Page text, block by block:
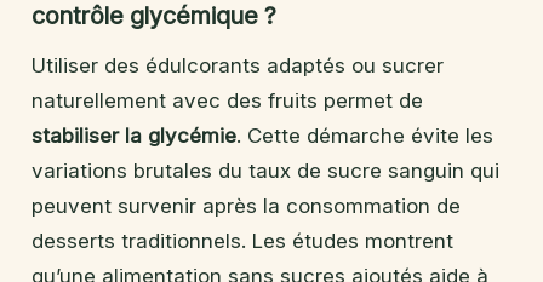
contrôle glycémique ?
Utiliser des édulcorants adaptés ou sucrer
naturellement avec des fruits permet de
stabiliser la glycémie. Cette démarche évite les
variations brutales du taux de sucre sanguin qui
peuvent survenir après la consommation de
desserts traditionnels. Les études montrent
qu’une alimentation sans sucres ajoutés aide à